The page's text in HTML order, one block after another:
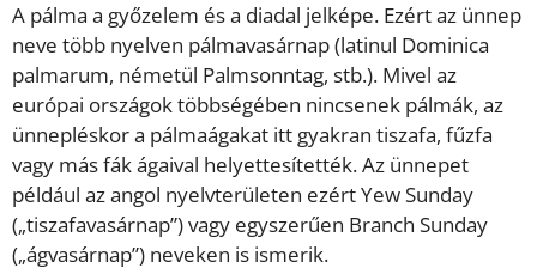
A pálma a győzelem és a diadal jelképe. Ezért az ünnep
neve több nyelven pálmavasárnap (latinul Dominica
palmarum, németül Palmsonntag, stb.). Mivel az
európai országok többségében nincsenek pálmák, az
ünnepléskor a pálmaágakat itt gyakran tiszafa, fűzfa
vagy más fák ágaival helyettesítették. Az ünnepet
például az angol nyelvterületen ezért Yew Sunday
(„tiszafavasárnap”) vagy egyszerűen Branch Sunday
(„ágvasárnap”) neveken is ismerik.